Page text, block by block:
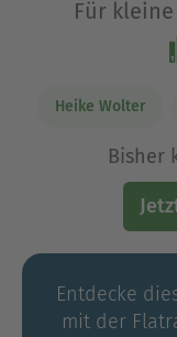
Für
Heike Wolter
Bisher
Entdecke
mit der